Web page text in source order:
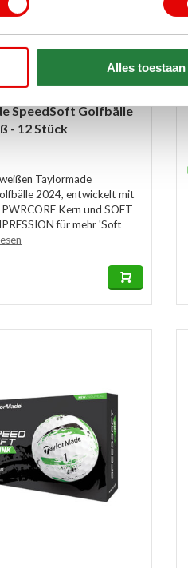
Alles toestaan
SpeedSoft Golfbälle
- 12 Stück
Taylormade
2024, entwickelt mit
Kern und SOFT
für mehr 'Soft